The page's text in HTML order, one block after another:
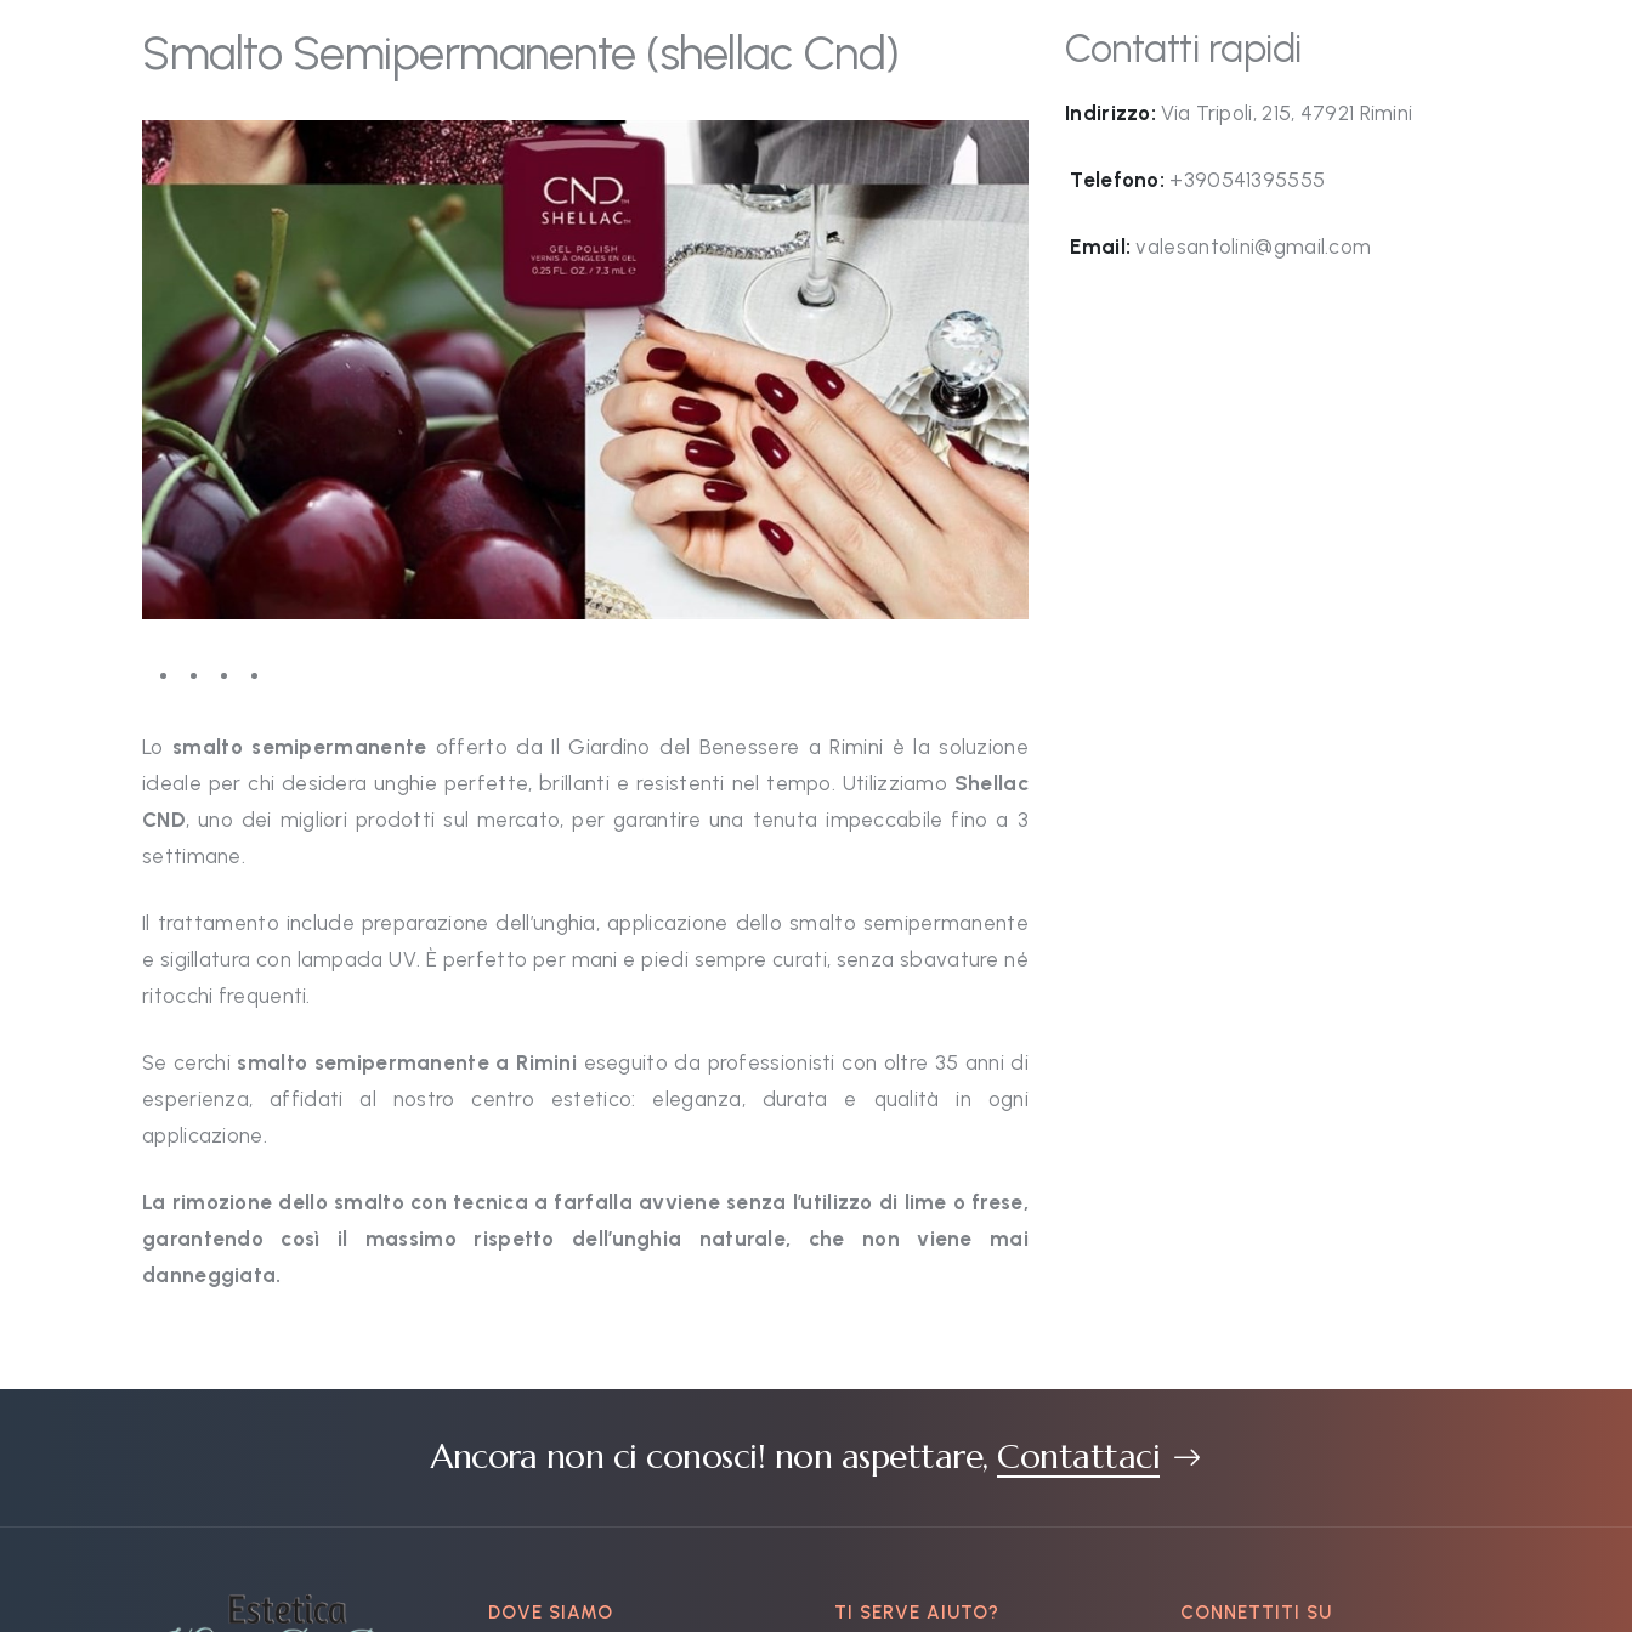
Smalto Semipermanente (shellac Cnd)
Lo smalto semipermanente offerto da Il Giardino del Benessere a Rimini è la soluzione
ideale per chi desidera unghie perfette, brillanti e resistenti nel tempo. Utilizziamo Shellac
CND, uno dei migliori prodotti sul mercato, per garantire una tenuta impeccabile fino a 3
settimane.
Il trattamento include preparazione dell’unghia, applicazione dello smalto semipermanente
e sigillatura con lampada UV. È perfetto per mani e piedi sempre curati, senza sbavature né
ritocchi frequenti.
Se cerchi smalto semipermanente a Rimini eseguito da professionisti con oltre 35 anni di
esperienza, affidati al nostro centro estetico: eleganza, durata e qualità in ogni
applicazione.
La rimozione dello smalto con tecnica a farfalla avviene senza l’utilizzo di lime o frese,
garantendo così il massimo rispetto dell’unghia naturale, che non viene mai
danneggiata.
Contatti rapidi
Indirizzo: Via Tripoli, 215, 47921 Rimini
Telefono: +390541395555
Email: valesantolini@gmail.com
Ancora non ci conosci! non aspettare, Contattaci
DOVE SIAMO TI SERVE AIUTO? CONNETTITI SU